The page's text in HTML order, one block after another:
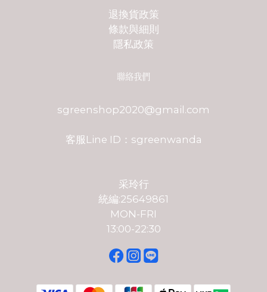
退換貨政策
條款與細則
隱私政策
聯絡我們
sgreenshop2020@gmail.com
客服Line ID：sgreenwanda
采玲行
統編:25649861
MON-FRI
13:00-22:30